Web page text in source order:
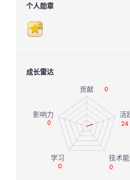
个人勋章
成长雷达
0
24
0
0
0